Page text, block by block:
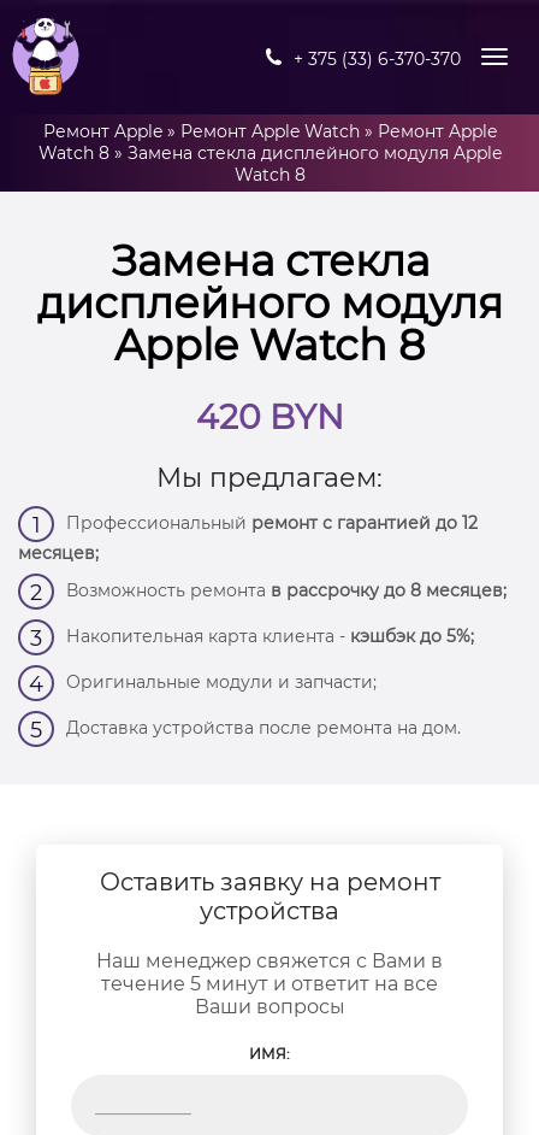
+ 375 (33) 6-370-370
Ремонт Apple» Ремонт Apple Watch» Ремонт Apple
Watch 8» Замена стекла дисплейного модуля Apple
Watch 8
Замена стекла
дисплейного модуля
Apple Watch 8
420 BYN
Мы предлагаем:
1 Профессиональный ремонт с гарантией до 12
месяцев;
2 Возможность ремонта в рассрочку до 8 месяцев;
3 Накопительная карта клиента - кэшбэк до 5%;
4 Оригинальные модули и запчасти;
5 Доставка устройства после ремонта на дом.
Оставить заявку на ремонт
устройства
Наш менеджер свяжется с Вами в
течение 5 минут и ответит на все
Ваши вопросы
ИМЯ: